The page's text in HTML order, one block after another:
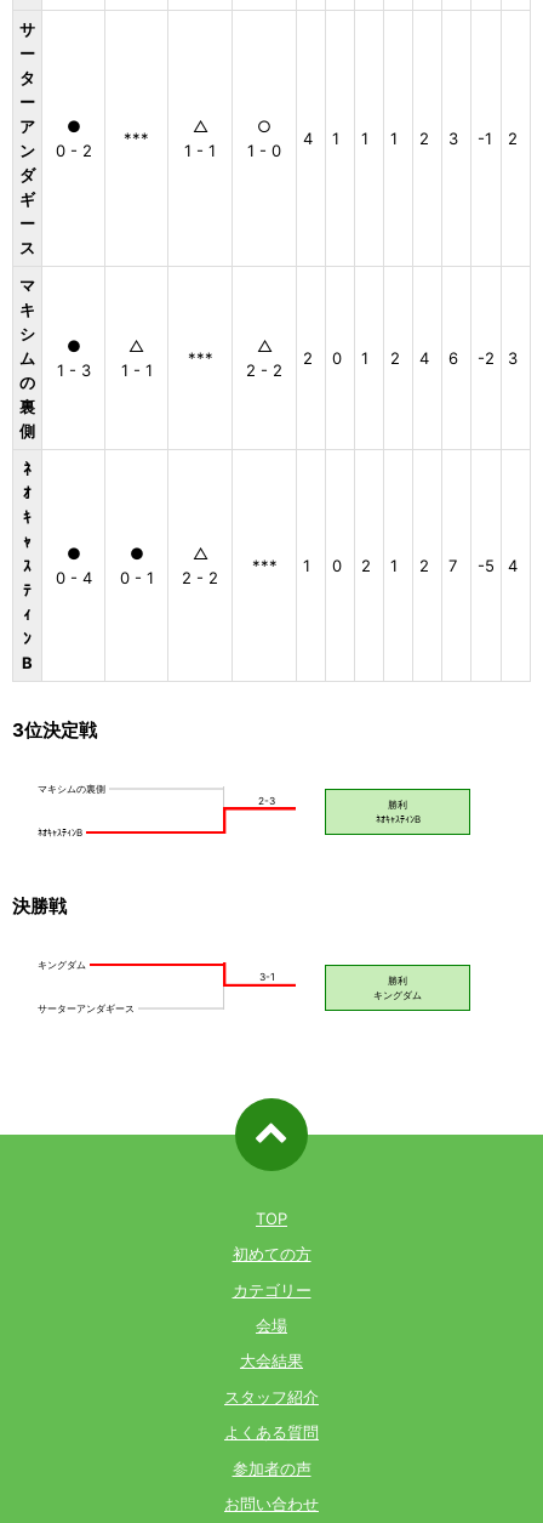
サ
ー
タ
ー
ア
ン
ダ
ギ
ー
ス
●
0 - 2
***
△
1 - 1
○
1 - 0
4 1 1 1 2 3 -1 2
マ
キ
シ
ム
の
裏
側
●
1 - 3
△
1 - 1
***
△
2 - 2
2 0 1 2 4 6 -2 3
ﾈ
ｵ
ｷ
ｬ
ｽ
ﾃ
ｨ
ﾝ
B
●
0 - 4
●
0 - 1
△
2 - 2
*** 1 0 2 1 2 7 -5 4
3位決定戦
決勝戦
TOP
初めての方
カテゴリー
会場
大会結果
スタッフ紹介
よくある質問
参加者の声
お問い合わせ